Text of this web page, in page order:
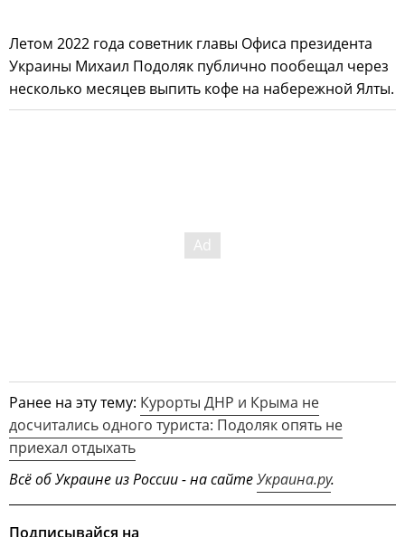
Летом 2022 года советник главы Офиса президента
Украины Михаил Подоляк публично пообещал через
несколько месяцев выпить кофе на набережной Ялты.
Ранее на эту тему: Курорты ДНР и Крыма не
досчитались одного туриста: Подоляк опять не
приехал отдыхать
Всё об Украине из России - на сайтеУкраина.ру.
Подписывайся на